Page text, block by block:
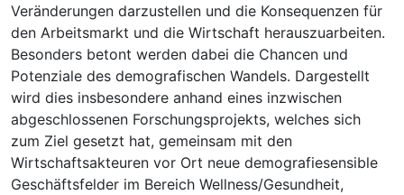
Veränderungen darzustellen und die Konsequenzen für
den Arbeitsmarkt und die Wirtschaft herauszuarbeiten.
Besonders betont werden dabei die Chancen und
Potenziale des demografischen Wandels. Dargestellt
wird dies insbesondere anhand eines inzwischen
abgeschlossenen Forschungsprojekts, welches sich
zum Ziel gesetzt hat, gemeinsam mit den
Wirtschaftsakteuren vor Ort neue demografiesensible
Geschäftsfelder im Bereich Wellness/Gesundheit,